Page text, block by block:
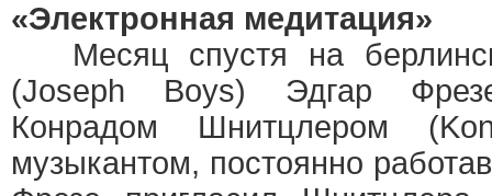
«Электронная медитация»
Месяц спустя на
(Joseph Boys) Эдгар
Конрадом Шнитцлером
музыкантом, постоянно